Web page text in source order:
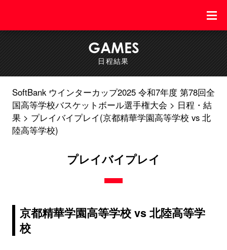
GAMES
日程結果
SoftBank ウインターカップ2025 令和7年度 第78回全
国高等学校バスケットボール選手権大会
日程・結
果
プレイバイプレイ(京都精華学園高等学校 vs 北
陸高等学校)
プレイバイプレイ
京都精華学園高等学校 vs 北陸高等学
校